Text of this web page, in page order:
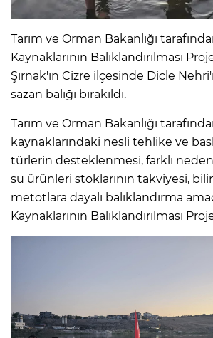
Tarım ve Orman Bakanlığı
Kaynaklarının Balıklandırılması
Şırnak'ın Cizre ilçesinde Dicle
sazan balığı bırakıldı.
Tarım ve Orman Bakanlığı
kaynaklarındaki nesli tehlike ve
türlerin desteklenmesi, farklı
su ürünleri stoklarının takviyesi,
metotlara dayalı balıklandırma
Kaynaklarının Balıklandırılması